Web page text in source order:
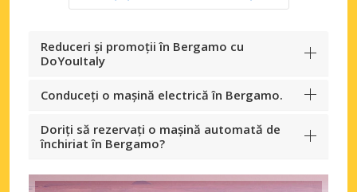
Reduceri și promoții în Bergamo cu
DoYouItaly
Conduceți o mașină electrică în Bergamo.
Doriți să rezervați o mașină automată de
închiriat în Bergamo?